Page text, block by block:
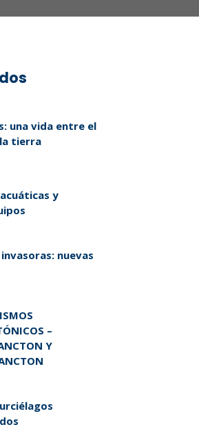
una vida entre el
tierra
y
nuevas
–
Y